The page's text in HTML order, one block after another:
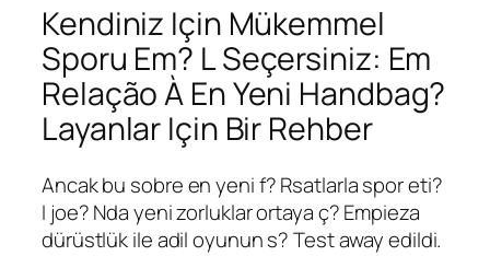
Kendiniz Için Mükemmel
Sporu Em? L Seçersiniz: Em
Relação À En Yeni Handbag?
Layanlar Için Bir Rehber
Ancak bu sobre en yeni f? Rsatlarla spor eti?
I joe? Nda yeni zorluklar ortaya ç? Empieza
dürüstlük ile adil oyunun s? Test away edildi.